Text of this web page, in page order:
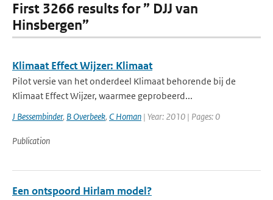
First 3266 results for ” DJJ van
Hinsbergen”
Klimaat Effect Wijzer: Klimaat
Pilot versie van het onderdeel Klimaat behorende bij de
Klimaat Effect Wijzer, waarmee geprobeerd...
J Bessembinder, B Overbeek, C Homan | Year: 2010 | Pages: 0
Publication
Een ontspoord Hirlam model?